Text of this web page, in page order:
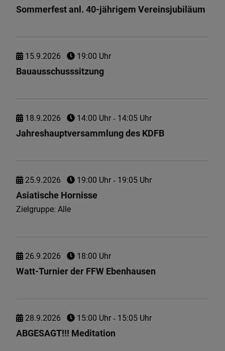
Sommerfest anl. 40-jährigem Vereinsjubiläum
15.9.2026 19:00 Uhr
Bauausschusssitzung
18.9.2026 14:00 Uhr ‐ 14:05 Uhr
Jahreshauptversammlung des KDFB
25.9.2026 19:00 Uhr ‐ 19:05 Uhr
Asiatische Hornisse
Zielgruppe: Alle
26.9.2026 18:00 Uhr
Watt-Turnier der FFW Ebenhausen
28.9.2026 15:00 Uhr ‐ 15:05 Uhr
ABGESAGT!!! Meditation